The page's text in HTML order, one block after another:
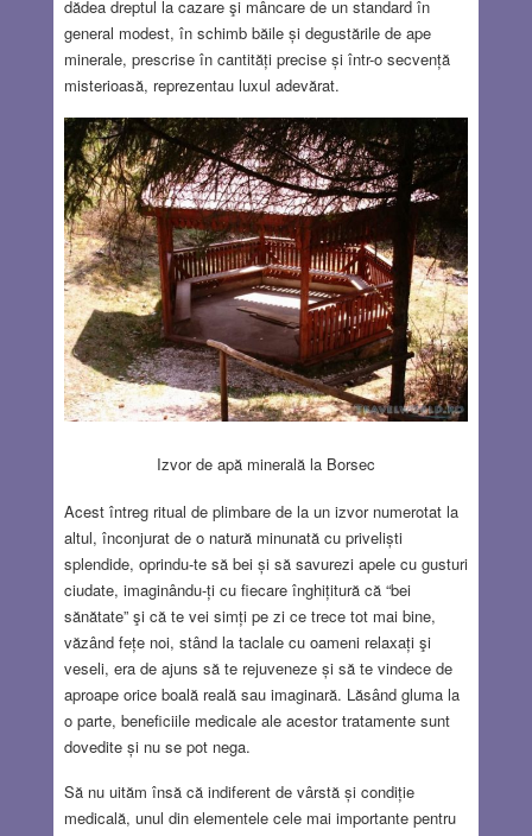
dădea dreptul la cazare şi mâncare de un standard în
general modest, în schimb băile și degustările de ape
minerale, prescrise în cantități precise și într-o secvență
misterioasă, reprezentau luxul adevărat.
Izvor de apă minerală la Borsec
Acest întreg ritual de plimbare de la un izvor numerotat la
altul, înconjurat de o natură minunată cu priveliști
splendide, oprindu-te să bei și să savurezi apele cu gusturi
ciudate, imaginându-ți cu fiecare înghițitură că “bei
sănătate” şi că te vei simți pe zi ce trece tot mai bine,
văzând fețe noi, stând la taclale cu oameni relaxați şi
veseli, era de ajuns să te rejuveneze și să te vindece de
aproape orice boală reală sau imaginară. Lăsând gluma la
o parte, beneficiile medicale ale acestor tratamente sunt
dovedite și nu se pot nega.
Să nu uităm însă că indiferent de vârstă și condiție
medicală, unul din elementele cele mai importante pentru